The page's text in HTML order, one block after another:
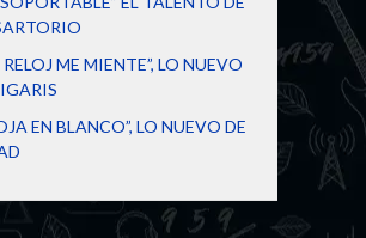
RELOJ ME MIENTE”, LO NUEVO
EN BLANCO”, LO NUEVO DE